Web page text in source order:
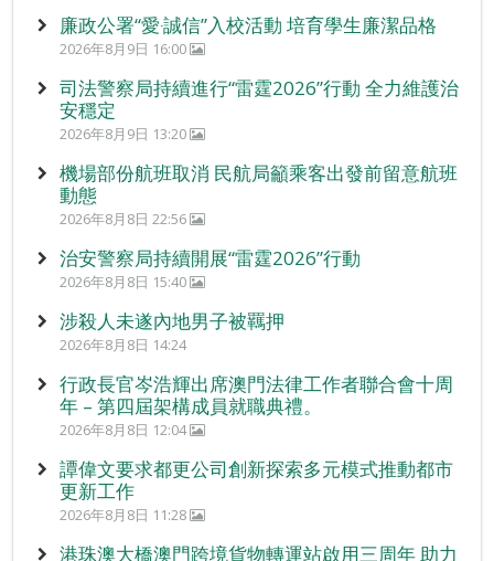
廉政公署“愛‧誠信”入校活動 培育學生廉潔品格
2026年8月9日 16:00
司法警察局持續進行“雷霆2026”行動 全力維護治
安穩定
2026年8月9日 13:20
機場部份航班取消 民航局籲乘客出發前留意航班
動態
2026年8月8日 22:56
治安警察局持續開展“雷霆2026”行動
2026年8月8日 15:40
涉殺人未遂內地男子被羈押
2026年8月8日 14:24
行政長官岑浩輝出席澳門法律工作者聯合會十周
年 – 第四屆架構成員就職典禮。
2026年8月8日 12:04
譚偉文要求都更公司創新探索多元模式推動都市
更新工作
2026年8月8日 11:28
港珠澳大橋澳門跨境貨物轉運站啟用三周年 助力